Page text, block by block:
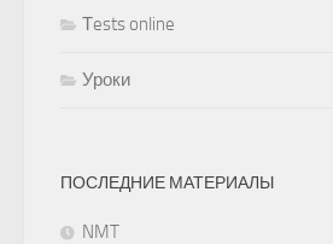
Тests online
Уроки
ПОСЛЕДНИЕ МАТЕРИАЛЫ
NMT